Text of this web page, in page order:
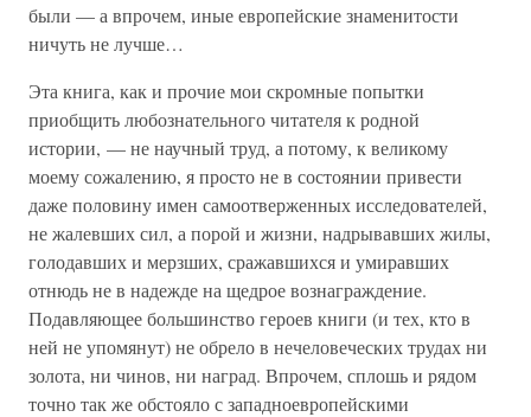
были — а впрочем, иные европейские знаменитости
ничуть не лучше…
Эта книга, как и прочие мои скромные попытки
приобщить любознательного читателя к родной
истории, — не научный труд, а потому, к великому
моему сожалению, я просто не в состоянии привести
даже половину имен самоотверженных исследователей,
не жалевших сил, а порой и жизни, надрывавших жилы,
голодавших и мерзших, сражавшихся и умиравших
отнюдь не в надежде на щедрое вознаграждение.
Подавляющее большинство героев книги (и тех, кто в
ней не упомянут) не обрело в нечеловеческих трудах ни
золота, ни чинов, ни наград. Впрочем, сплошь и рядом
точно так же обстояло с западноевропейскими